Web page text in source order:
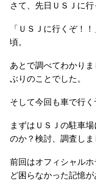
さて、先日ＵＳＪに行
「ＵＳＪに行くぞ！
頃。
あとで調べてわかり
ぶりのことでした。
そして今回も車で行く
まずはＵＳＪの駐車
のか？検討、調査しま
前回はオフィシャル
ど困らなかった記憶が